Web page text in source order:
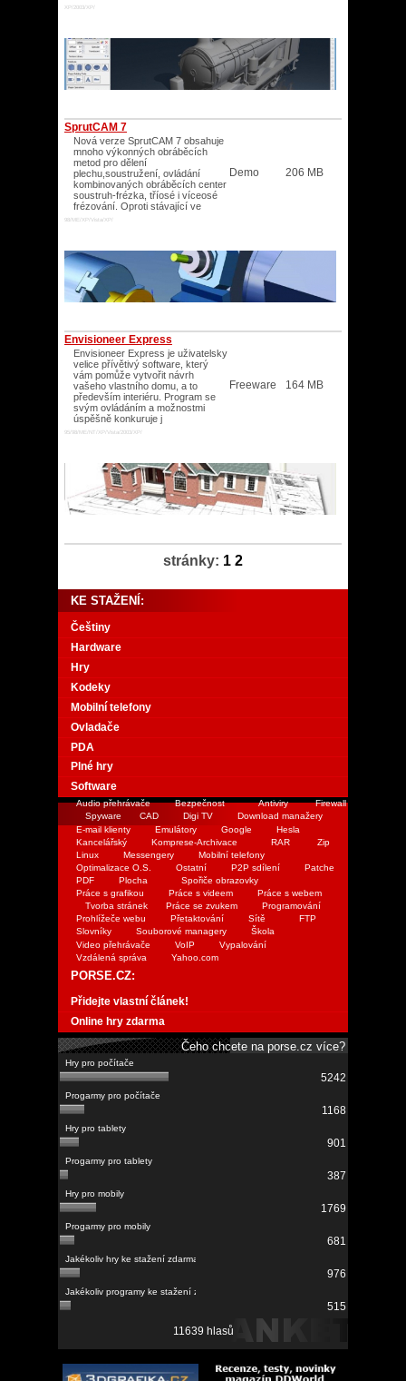
XP/2003/XP/
SprutCAM 7
Nová verze SprutCAM 7 obsahuje
mnoho výkonných obráběcích
metod pro dělení
plechu,soustružení, ovládání
kombinovaných obráběcích center
soustruh-frézka, tříosé i víceosé
frézování. Oproti stávající ve
98/ME/XP/Vista/XP/
Demo 206 MB
Envisioneer Express
Envisioneer Express je uživatelsky
velice přívětivý software, který
vám pomůže vytvořit návrh
vašeho vlastního domu, a to
především interiéru. Program se
svým ovládáním a možnostmi
úspěšně konkuruje j
95/98/ME/NT/XP/Vista/2003/XP/
Freeware 164 MB
stránky: 1 2
KE STAŽENÍ:
Češtiny
Hardware
Hry
Kodeky
Mobilní telefony
Ovladače
PDA
Plné hry
Software
Audio přehrávače Bezpečnost Antiviry
Firewall
Spyware
CAD Digi TV
Download manažery
E-mail klienty
Emulátory Google
Hesla
Kancelářský
Komprese-Archivace RAR
Zip
Linux
Messengery
Mobilní telefony
Optimalizace O.S.
Ostatní P2P sdílení
Patche
PDF
Plocha
Spořiče obrazovky
Práce s grafikou
Práce s videem
Práce s webem
Tvorba stránek
Práce se zvukem
Programování
Prohlížeče webu
Přetaktování Sítě
FTP
Slovníky
Souborové managery
Škola
Video přehrávače
VoIP
Vypalování
Vzdálená správa
Yahoo.com
PORSE.CZ:
Přidejte vlastní článek!
Online hry zdarma
Čeho chcete na porse.cz více?
5242
1168
901
387
1769
681
976
515
11639 hlasů